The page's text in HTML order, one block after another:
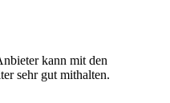
kann mit den
sehr gut mithalten.